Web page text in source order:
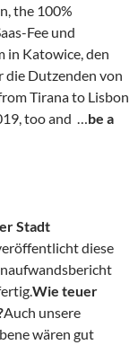
the 100%
Fee und
in Katowice, den
die Dutzenden von
Tirana to Lisbon
too and …be a
Stadt
diese
Wie teuer
Auch unsere
wären gut